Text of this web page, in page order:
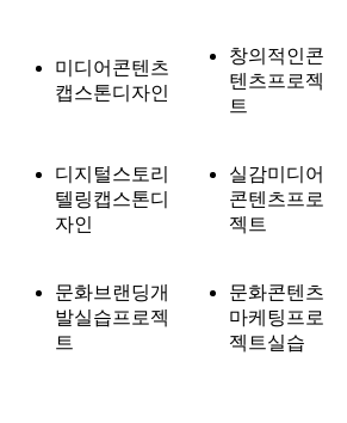
미디어콘텐츠
캡스톤디자인
창의적인콘
텐츠프로젝
트
디지털스토리
텔링캡스톤디
자인
실감미디어
콘텐츠프로
젝트
문화브랜딩개
발실습프로젝
트
문화콘텐츠
마케팅프로
젝트실습